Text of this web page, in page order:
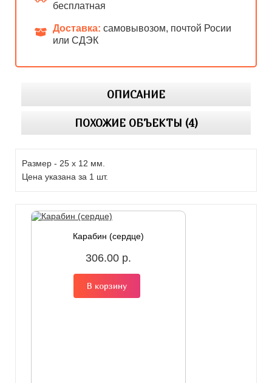
бесплатная
Доставка: самовывозом, почтой Росии
или СДЭК
ОПИСАНИЕ
ПОХОЖИЕ ОБЪЕКТЫ (4)
Размер - 25 х 12 мм.
Цена указана за 1 шт.
Карабин (сердце)
306.00 р.
В корзину